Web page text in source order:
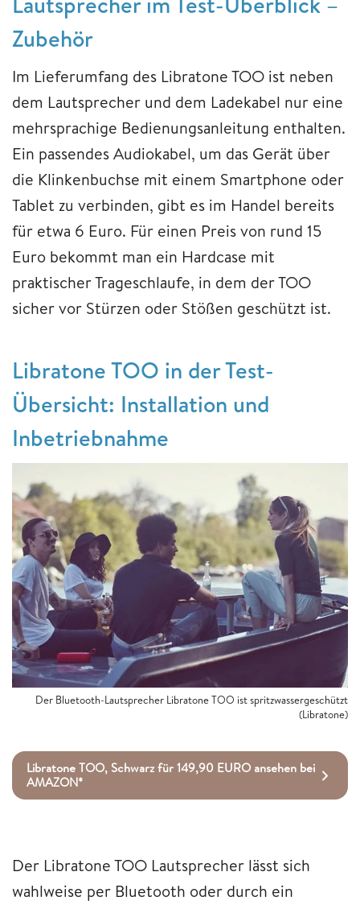
Zubehör
Im Lieferumfang des Libratone TOO ist neben
dem Lautsprecher und dem Ladekabel nur eine
mehrsprachige Bedienungsanleitung enthalten.
Ein passendes Audiokabel, um das Gerät über
die Klinkenbuchse mit einem Smartphone oder
Tablet zu verbinden, gibt es im Handel bereits
für etwa 6 Euro. Für einen Preis von rund 15
Euro bekommt man ein Hardcase mit
praktischer Trageschlaufe, in dem der TOO
sicher vor Stürzen oder Stößen geschützt ist.
Libratone TOO in der Test-
Übersicht: Installation und
Inbetriebnahme
Der Bluetooth-Lautsprecher Libratone TOO ist spritzwassergeschützt
(Libratone)
Libratone TOO, Schwarz für 149,90 EURO ansehen bei
AMAZON*
Der Libratone TOO Lautsprecher lässt sich
wahlweise per Bluetooth oder durch ein